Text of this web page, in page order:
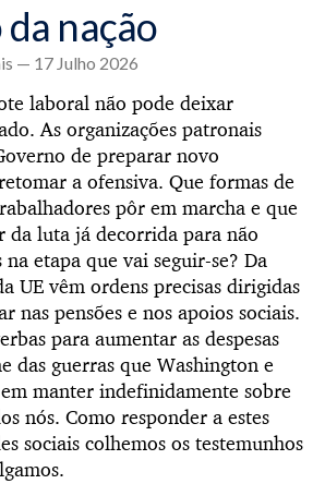
nação
— 17 Julho 2026
laboral não pode deixar
As organizações patronais
de preparar novo
a ofensiva. Que formas de
pôr em marcha e que
da luta já decorrida para não
etapa que vai seguir-se? Da
UE vêm ordens precisas dirigidas
nas pensões e nos apoios sociais.
para aumentar as despesas
das guerras que Washington e
manter indefinidamente sobre
nós. Como responder a estes
sociais colhemos os testemunhos